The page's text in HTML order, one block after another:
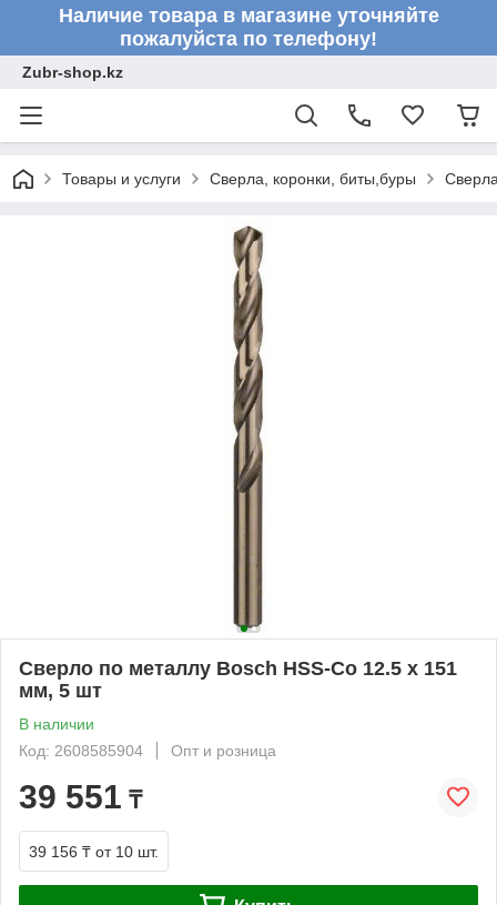
Наличие товара в магазине уточняйте
пожалуйста по телефону!
Zubr-shop.kz
Товары и услуги Сверла, коронки, биты,буры
Сверло по металлу Bosch HSS-Co 12.5 x 151
мм, 5 шт
В наличии
Код: 2608585904
Опт и розница
39 551 ₸
39 156 ₸ от 10 шт.